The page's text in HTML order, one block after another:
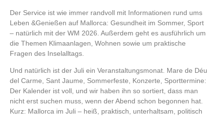
Der Service ist wie immer randvoll mit Informationen rund ums
Leben &Genießen auf Mallorca: Gesundheit im Sommer, Sport
– natürlich mit der WM 2026. Außerdem geht es ausführlich um
die Themen Klimaanlagen, Wohnen sowie um praktische
Fragen des Inselalltags.
Und natürlich ist der Juli ein Veranstaltungsmonat. Mare de Déu
del Carme, Sant Jaume, Sommerfeste, Konzerte, Sporttermine:
Der Kalender ist voll, und wir haben ihn so sortiert, dass man
nicht erst suchen muss, wenn der Abend schon begonnen hat.
Kurz: Mallorca im Juli – heiß, praktisch, unterhaltsam, politisch